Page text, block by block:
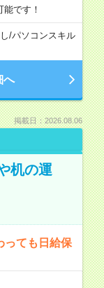
です！
/パソコンスキル
へ
掲載日：2026.08.06
机の運
っても日給保